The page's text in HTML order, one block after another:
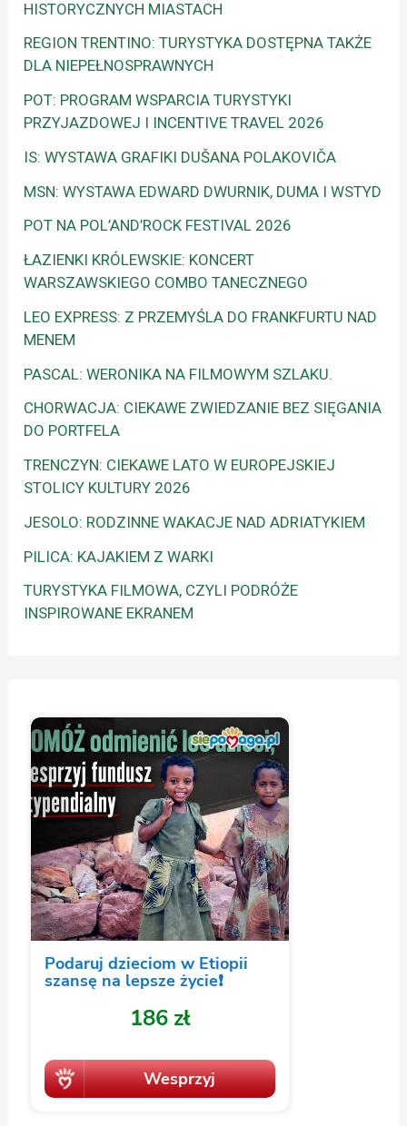
HISTORYCZNYCH MIASTACH
REGION TRENTINO: TURYSTYKA DOSTĘPNA TAKŻE
DLA NIEPEŁNOSPRAWNYCH
POT: PROGRAM WSPARCIA TURYSTYKI
PRZYJAZDOWEJ I INCENTIVE TRAVEL 2026
IS: WYSTAWA GRAFIKI DUŠANA POLAKOVIČA
MSN: WYSTAWA EDWARD DWURNIK, DUMA I WSTYD
POT NA POL’AND’ROCK FESTIVAL 2026
ŁAZIENKI KRÓLEWSKIE: KONCERT
WARSZAWSKIEGO COMBO TANECZNEGO
LEO EXPRESS: Z PRZEMYŚLA DO FRANKFURTU NAD
MENEM
PASCAL: WERONIKA NA FILMOWYM SZLAKU.
CHORWACJA: CIEKAWE ZWIEDZANIE BEZ SIĘGANIA
DO PORTFELA
TRENCZYN: CIEKAWE LATO W EUROPEJSKIEJ
STOLICY KULTURY 2026
JESOLO: RODZINNE WAKACJE NAD ADRIATYKIEM
PILICA: KAJAKIEM Z WARKI
TURYSTYKA FILMOWA, CZYLI PODRÓŻE
INSPIROWANE EKRANEM